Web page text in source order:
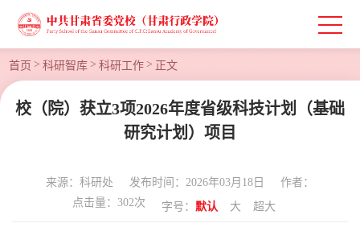
首页 > 科研智库 > 科研工作 > 正文
校（院）获立3项2026年度省级科技计划（基础
研究计划）项目
来源：科研处 发布时间：2026年03月18日
作者：
点击量： 302次 字号： 默认 大 超大